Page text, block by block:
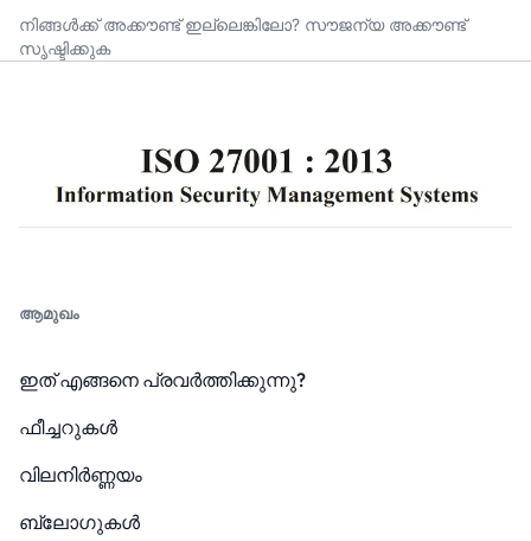
നിങ്ങൾക്ക് അക്കൗണ്ട് ഇല്ലെങ്കിലോ? സൗജന്യ അക്കൗണ്ട്
സൃഷ്ടിക്കുക
ആമുഖം
ഇത് എങ്ങനെ പ്രവർത്തിക്കുന്നു?
ഫീച്ചറുകൾ
വിലനിർണ്ണയം
ബ്ലോഗുകൾ